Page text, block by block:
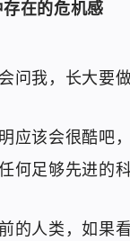
在的危机感
问我，长大要
应该会很酷吧
何足够先进的
的人类，如果